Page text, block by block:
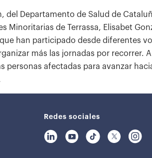
Departamento de Salud de
de Terrassa, Elisabet
han participado desde diferentes
más las jornadas por recorrer.
personas afectadas para avanzar
Redes sociales